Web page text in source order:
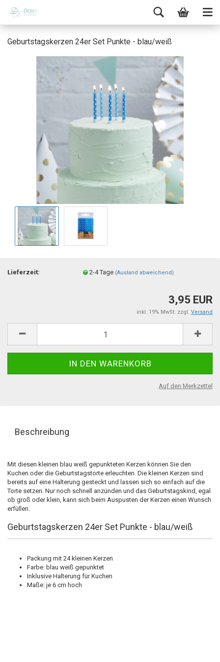
Geburtstagskerzen 24er Set Punkte - blau/weiß
Lieferzeit: 2-4 Tage (Ausland abweichend)
3,95 EUR
inkl. 19% MwSt. zzgl. Versand
Auf den Merkzettel
Beschreibung
Mit diesen kleinen blau weiß gepunkteten Kerzen können Sie den
Kuchen oder die Geburtstagstorte erleuchten. Die kleinen Kerzen sind
bereits auf eine Halterung gesteckt und lassen sich so einfach auf die
Torte setzen. Nur noch schnell anzünden und das Geburtstagskind, egal
ob groß oder klein, kann sich beim Auspusten der Kerzen einen Wunsch
erfüllen.
Geburtstagskerzen 24er Set Punkte - blau/weiß
Packung mit 24 kleinen Kerzen
Farbe: blau weiß gepunktet
Inklusive Halterung für Kuchen
Maße: je 6 cm hoch